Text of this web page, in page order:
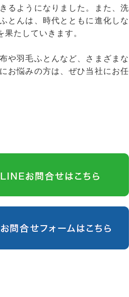
るようになりました。また、洗
とんは、時代とともに進化しな
たしていきます。
や羽毛ふとんなど、さまざまな
お悩みの方は、ぜひ当社にお任